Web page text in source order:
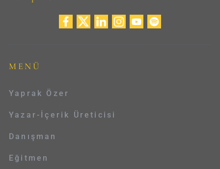
MENÜ
Yaprak Özer
Yazar-İçerik Üreticisi
Danışman
Eğitmen